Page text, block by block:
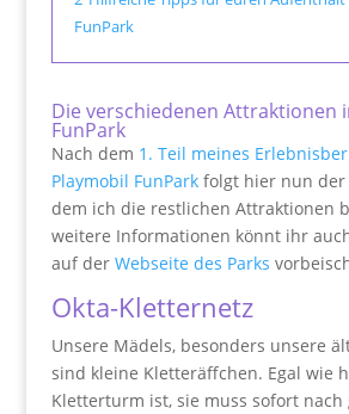
FunPark
Die verschiedenen Attraktionen
FunPark
Nach dem 1. Teil meines
Playmobil FunParkfolgt hier nun der
dem ich die restlichen Attraktionen
weitere Informationen könnt ihr
auf der Webseite des Parks
Okta-Kletternetz
Unsere Mädels, besonders unsere
sind kleine Kletteräffchen. Egal wie
Kletterturm ist, sie muss sofort nach